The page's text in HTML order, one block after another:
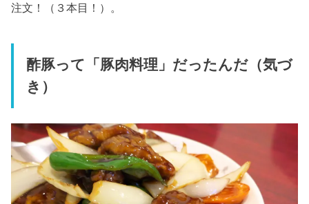
注文！（３本目！）。
酢豚って「豚肉料理」だったんだ（気づ
き）